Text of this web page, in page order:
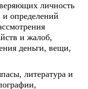
личность
определений
и жалоб,
деньги, вещи,
литература и